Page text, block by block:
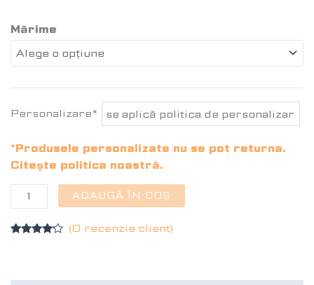
Mărime
Personalizare*
*Produsele personalizate nu se pot returna.
Citește politica noastră.
ADAUGĂ ÎN COȘ
singure
(O recenzie client)